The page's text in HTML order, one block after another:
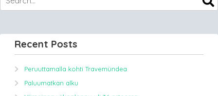
Recent Posts
Peruuttamalla kohti Travemündea
Paluumatkan alku